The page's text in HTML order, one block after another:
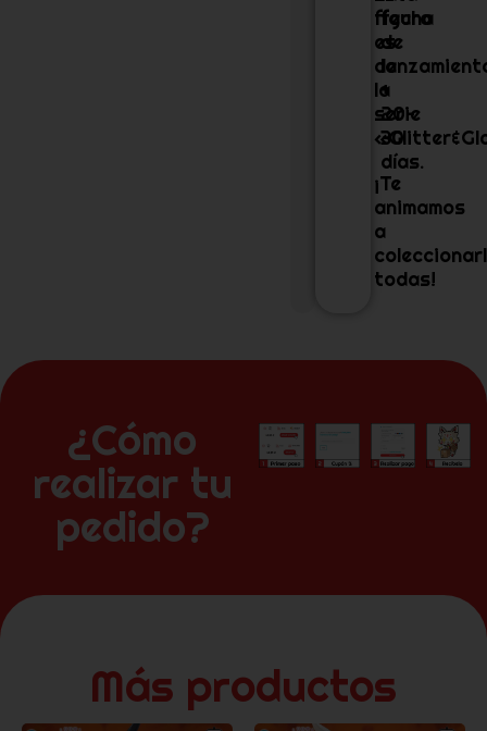
fecha
de
+
20-
30
días.
figura
es
de
la
serie
¡Te
animamos
a
todas!
¿Cómo
realizar tu
pedido?
Más productos